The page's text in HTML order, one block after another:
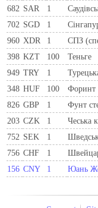
682 SAR 1
702 SGD 1
960 XDR 1 СПЗ
398 KZT 100 Теньге
949 TRY 1
348 HUF 100 Форинт
826 GBP 1 Фунт
203 CZK 1 Чеська
752 SEK 1
756 CHF 1
156 CNY 1 Юань